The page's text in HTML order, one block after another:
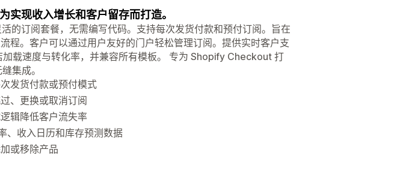
实现收入增长和客户留存而打造。
的订阅套餐，无需编写代码。支持每次发货付款和预付订阅。旨在
程。客户可以通过用户友好的门户轻松管理订阅。提供实时客户支
载速度与转化率，并兼容所有模板。 专为 Shopify Checkout 打
集成。
发货付款或预付模式
、更换或取消订阅
辑降低客户流失率
、收入日历和库存预测数据
或移除产品